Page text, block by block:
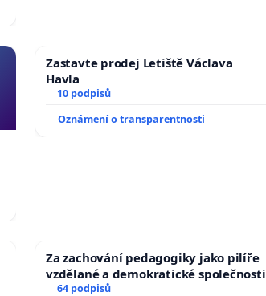
Zastavte prodej Letiště Václava
Havla
10 podpisů
Oznámení o transparentnosti
Za zachování pedagogiky jako pilíře
vzdělané a demokratické společnosti
64 podpisů